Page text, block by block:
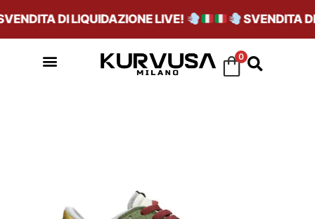
DI LIQUIDAZIONE LIVE! SVENDITA DI
0